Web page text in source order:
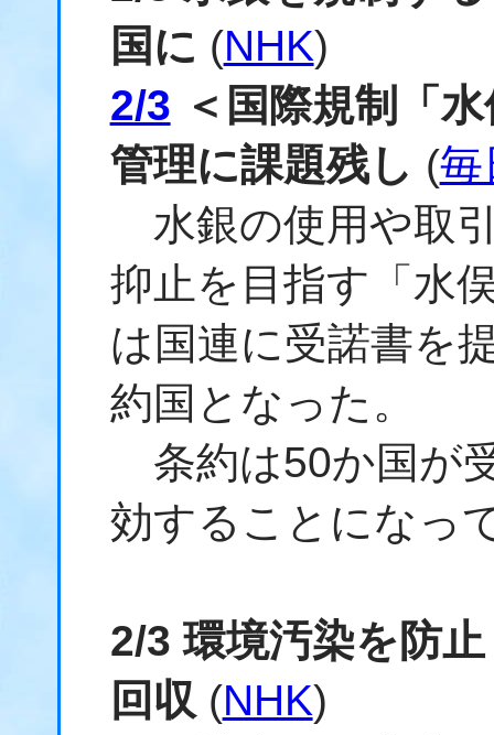
国に (NHK)
2/3 ＜国際規制「
管理に課題残し (毎
水銀の使用や取
抑止を目指す「水
は国連に受諾書を
約国となった。
条約は50か国が
効することになっ
2/3 環境汚染を防
回収 (NHK)